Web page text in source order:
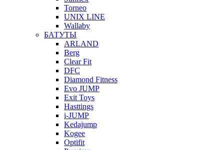
Torneo
UNIX LINE
Wallaby
БАТУТЫ
ARLAND
Berg
Clear Fit
DFC
Diamond Fitness
Evo JUMP
Exit Toys
Hasttings
i-JUMP
Kedajump
Kogee
Optifit